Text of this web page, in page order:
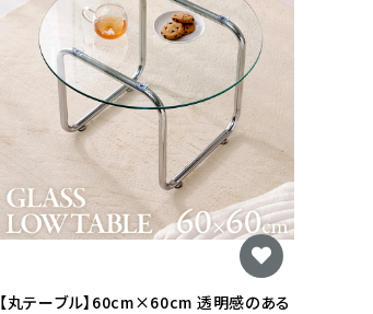
【丸テーブル】60cm×60cm 透明感のある